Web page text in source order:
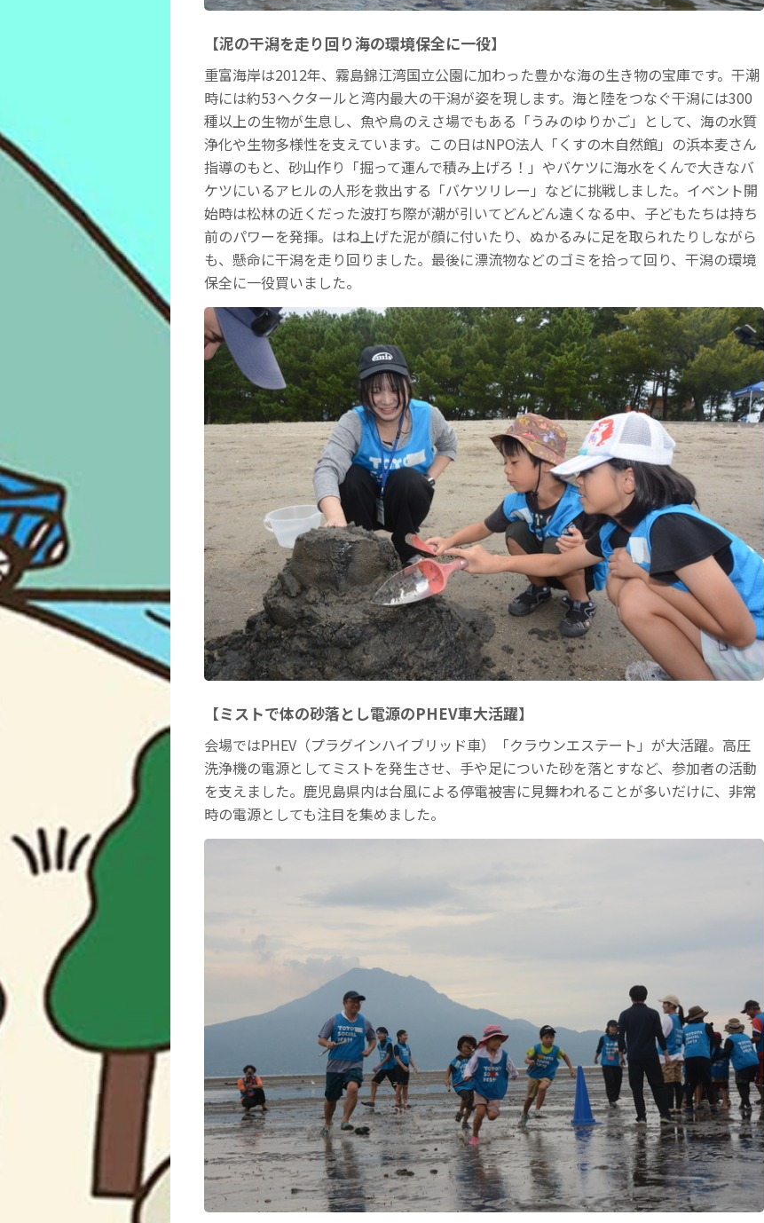
【泥の干潟を走り回り海の環境保全に一役】
重富海岸は2012年、霧島錦江湾国立公園に加わった豊かな海の生き物の宝庫です。干潮
時には約53ヘクタールと湾内最大の干潟が姿を現します。海と陸をつなぐ干潟には300
種以上の生物が生息し、魚や鳥のえさ場でもある「うみのゆりかご」として、海の水質
浄化や生物多様性を支えています。この日はNPO法人「くすの木自然館」の浜本麦さん
指導のもと、砂山作り「掘って運んで積み上げろ！」やバケツに海水をくんで大きなバ
ケツにいるアヒルの人形を救出する「バケツリレー」などに挑戦しました。イベント開
始時は松林の近くだった波打ち際が潮が引いてどんどん遠くなる中、子どもたちは持ち
前のパワーを発揮。はね上げた泥が顔に付いたり、ぬかるみに足を取られたりしながら
も、懸命に干潟を走り回りました。最後に漂流物などのゴミを拾って回り、干潟の環境
保全に一役買いました。
【ミストで体の砂落とし電源のPHEV車大活躍】
会場ではPHEV（プラグインハイブリッド車）「クラウンエステート」が大活躍。高圧
洗浄機の電源としてミストを発生させ、手や足についた砂を落とすなど、参加者の活動
を支えました。鹿児島県内は台風による停電被害に見舞われることが多いだけに、非常
時の電源としても注目を集めました。